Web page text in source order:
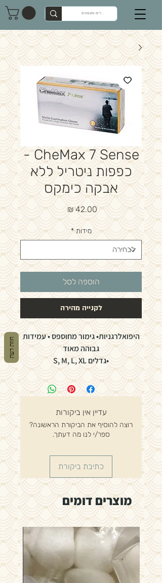
CheMax 7 Sense -
כפפות ניטריל ללא
אבקה כימקס
מחיר
מידות *
הוספה לסל
לקנייה מהירה
היפואלרגניות• גימור מחוספס • עמידות
גבוהה מאוד
•גדלים S, M, L, XL
כמות בקופסא: 100
מס' קופסאות בקרטון: 10
עדיין אין ביקורות
רוצה להוסיף את הביקורת הראשונה?
ספר/י לנו מה דעתך.
כתיבת ביקורת
מוצרים דומים
חוות דעת